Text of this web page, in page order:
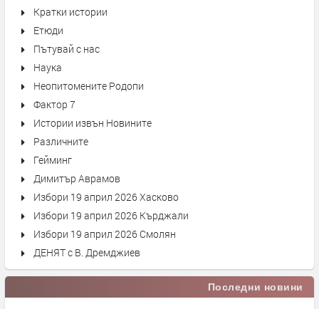
Кратки истории
Етюди
Пътувай с нас
Наука
Неопитомените Родопи
Фактор 7
Истории извън Новините
Различните
Гейминг
Димитър Аврамов
Избори 19 април 2026 Хасково
Избори 19 април 2026 Кърджали
Избори 19 април 2026 Смолян
ДЕНЯТ с В. Дремджиев
Последни новини